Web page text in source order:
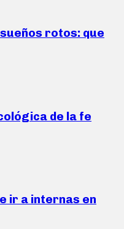
rotos: que
de la fe
ir a internas en